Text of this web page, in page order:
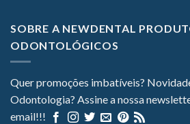
SOBRE A NEWDENTAL
ODONTOLÓGICOS
Quer promoções imbatíveis?
Odontologia? Assine a nossa
email!!!